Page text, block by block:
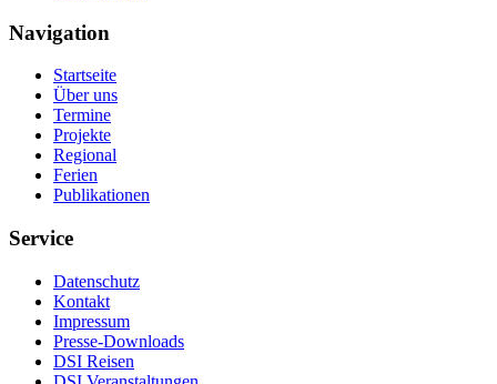
Navigation
Startseite
Über uns
Termine
Projekte
Regional
Ferien
Publikationen
Service
Datenschutz
Kontakt
Impressum
Presse-Downloads
DSI Reisen